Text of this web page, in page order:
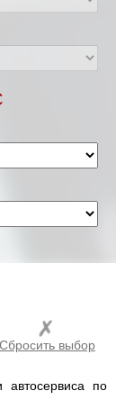
Сбросить выбор
автосервиса по